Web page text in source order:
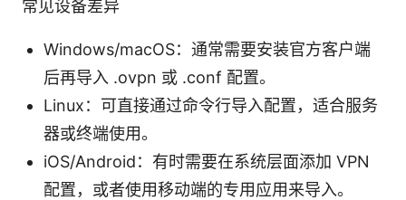
常见设备差异
Windows/macOS：通常需要安装官方客户端
后再导入 .ovpn 或 .conf 配置。
Linux：可直接通过命令行导入配置，适合服务
器或终端使用。
iOS/Android：有时需要在系统层面添加 VPN
配置，或者使用移动端的专用应用来导入。